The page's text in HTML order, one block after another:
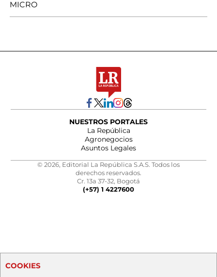
MICRO
NUESTROS PORTALES
La República
Agronegocios
Asuntos Legales
© 2026, Editorial La República S.A.S. Todos los
derechos reservados.
Cr. 13a 37-32, Bogotá
(+57) 1 4227600
COOKIES